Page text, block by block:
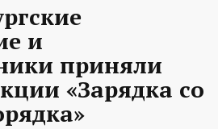
и
приняли
«Зарядка со